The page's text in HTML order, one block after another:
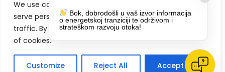
We use cookies to enhance your browsing experience,
serve personalized ads or content, and analyze our
traffic. By clicking "Accept All", you consent to our use
of cookies.
Customize Reject All Accept All
primanje novosti Pokreta Otoka te se
slažete spolitikom privatnosti.
DRUŠTVENE MREŽE
Bok, dobrodošli u vaš izvor informacija
o energetskoj tranziciji te održivom i
strateškom razvoju otoka!